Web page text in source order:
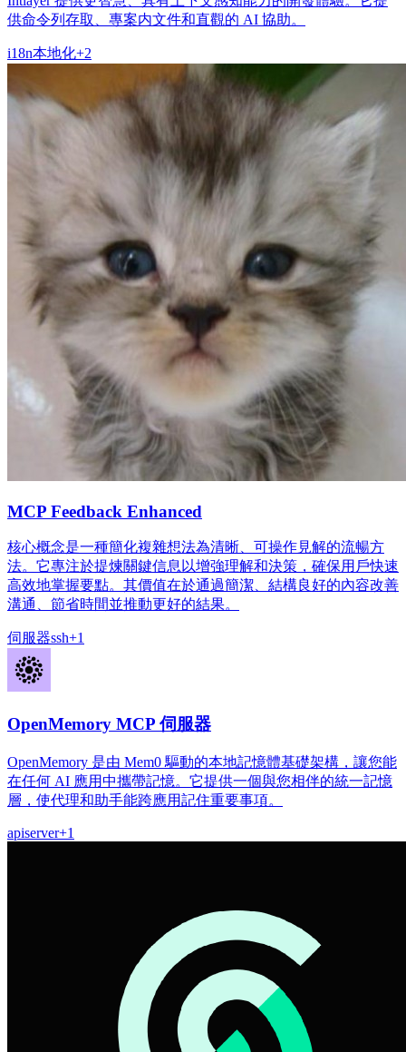
供命令列存取、專案内文件和直觀的 AI 協助。
i18n本地化+2
MCP Feedback Enhanced
核心概念是一種簡化複雜想法為清晰、可操作見解的流暢方
法。它專注於提煉關鍵信息以增強理解和決策，確保用戶快速
高效地掌握要點。其價值在於通過簡潔、結構良好的內容改善
溝通、節省時間並推動更好的結果。
伺服器ssh+1
OpenMemory MCP 伺服器
OpenMemory 是由 Mem0 驅動的本地記憶體基礎架構，讓您能
在任何 AI 應用中攜帶記憶。它提供一個與您相伴的統一記憶
層，使代理和助手能跨應用記住重要事項。
apiserver+1